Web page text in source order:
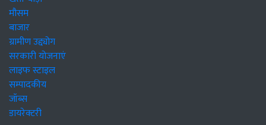
मौसम
बाजार
ग्रामीण उद्द्योग
सरकारी योजनाएं
लाइफ स्टाइल
सम्पादकीय
जॉब्स
डायरेक्टरी